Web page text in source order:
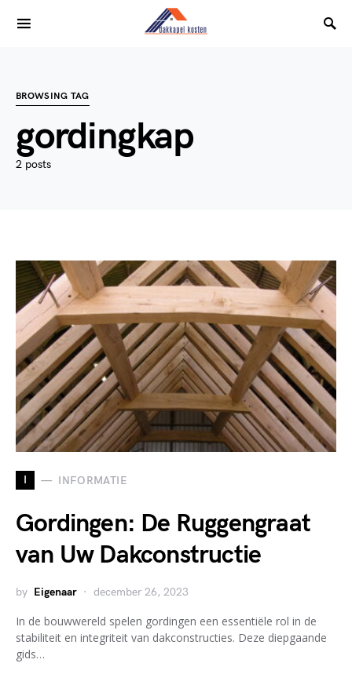
BROWSING TAG
gordingkap
2 posts
I INFORMATIE
Gordingen: De Ruggengraat
van Uw Dakconstructie
by Eigenaar december 26, 2023
In de bouwwereld spelen gordingen een essentiële rol in de
stabiliteit en integriteit van dakconstructies. Deze diepgaande
gids…